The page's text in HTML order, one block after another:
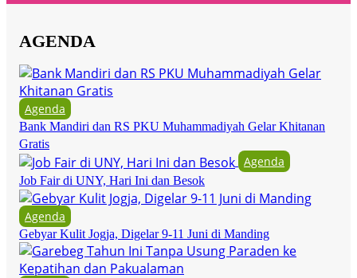
AGENDA
Agenda
Bank Mandiri dan RS PKU Muhammadiyah Gelar Khitanan
Gratis
Agenda
Job Fair di UNY, Hari Ini dan Besok
Agenda
Gebyar Kulit Jogja, Digelar 9-11 Juni di Manding